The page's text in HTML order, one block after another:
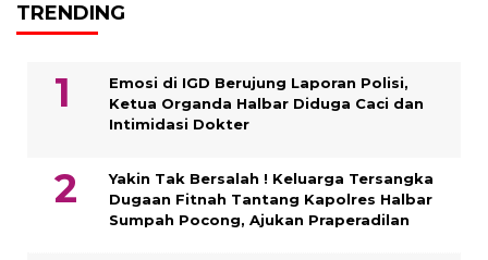
TRENDING
Emosi di IGD Berujung Laporan Polisi,
Ketua Organda Halbar Diduga Caci dan
Intimidasi Dokter
Yakin Tak Bersalah ! Keluarga Tersangka
Dugaan Fitnah Tantang Kapolres Halbar
Sumpah Pocong, Ajukan Praperadilan